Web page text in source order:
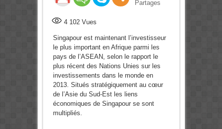
Partages
4 102Vues
Singapour est maintenant l’investisseur
le plus important en Afrique parmi les
pays de l’ASEAN, selon le rapport le
plus récent des Nations Unies sur les
investissements dans le monde en
2013. Situés stratégiquement au cœur
de l’Asie du Sud-Est les liens
économiques de Singapour se sont
multipliés.